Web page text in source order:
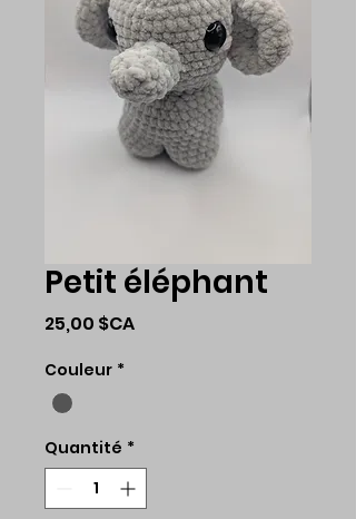
Petit éléphant
25,00 $CAPrix
Couleur *
Quantité *